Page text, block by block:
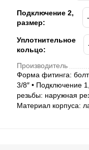
Подключение 2,
размер:
Уплотнительное
кольцо:
Производитель
Форма фитинга:
3/8″ • Подключение
резьбы: наружная
Материал корпуса: